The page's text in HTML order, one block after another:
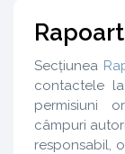
Secțiunea
contactele
permisiuni
câmpuri
responsabil,